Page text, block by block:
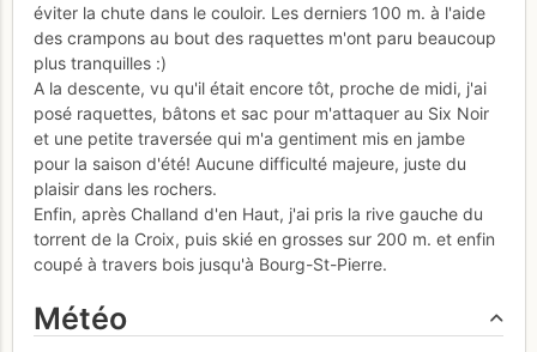
éviter la chute dans le couloir. Les derniers 100 m. à l'aide
des crampons au bout des raquettes m'ont paru beaucoup
plus tranquilles :)
A la descente, vu qu'il était encore tôt, proche de midi, j'ai
posé raquettes, bâtons et sac pour m'attaquer au Six Noir
et une petite traversée qui m'a gentiment mis en jambe
pour la saison d'été! Aucune difficulté majeure, juste du
plaisir dans les rochers.
Enfin, après Challand d'en Haut, j'ai pris la rive gauche du
torrent de la Croix, puis skié en grosses sur 200 m. et enfin
coupé à travers bois jusqu'à Bourg-St-Pierre.
Météo